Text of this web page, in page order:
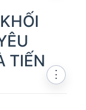
TIẾN
⋮